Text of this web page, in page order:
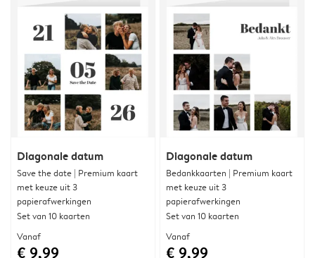
Diagonale datum
Save the date | Premium kaart
met keuze uit 3
papierafwerkingen
Set van 10 kaarten
Vanaf
€ 9,99
Diagonale datum
Bedankkaarten | Premium kaart
met keuze uit 3
papierafwerkingen
Set van 10 kaarten
Vanaf
€ 9,99